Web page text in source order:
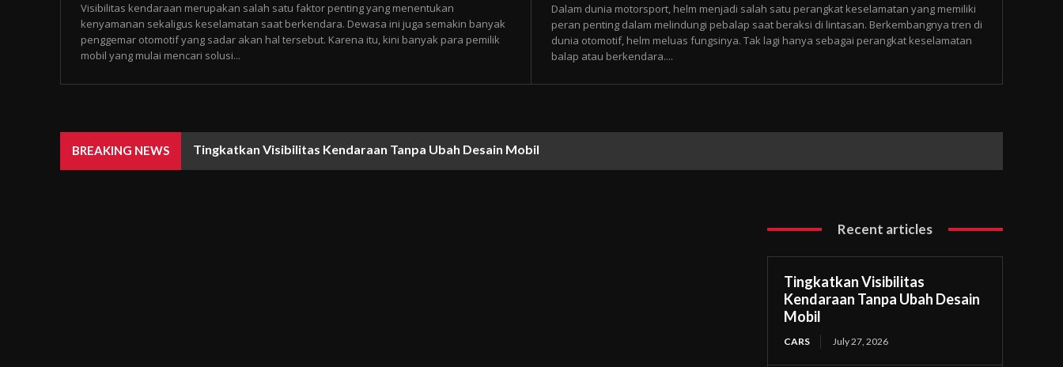
Visibilitas kendaraan merupakan salah satu faktor penting yang menentukan
kenyamanan sekaligus keselamatan saat berkendara. Dewasa ini juga semakin banyak
penggemar otomotif yang sadar akan hal tersebut. Karena itu, kini banyak para pemilik
mobil yang mulai mencari solusi...
Dalam dunia motorsport, helm menjadi salah satu perangkat keselamatan yang memiliki
peran penting dalam melindungi pebalap saat beraksi di lintasan. Berkembangnya tren di
dunia otomotif, helm meluas fungsinya. Tak lagi hanya sebagai perangkat keselamatan
balap atau berkendara....
BREAKING NEWS Tingkatkan Visibilitas Kendaraan Tanpa Ubah Desain Mobil
Recent articles
Tingkatkan Visibilitas
Kendaraan Tanpa Ubah Desain
Mobil
CARS July 27, 2026